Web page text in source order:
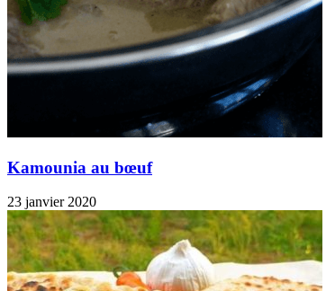
Kamounia au bœuf
23 janvier 2020